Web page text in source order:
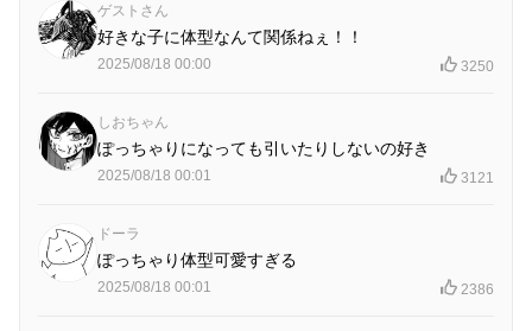
ゲストさん
好きな子に体型なんて関係ねぇ！！
2025/08/18 00:00 3250
しおちゃん
ぽっちゃりになっても引いたりしないの好き
2025/08/18 00:01 3121
ドーラ
ぽっちゃり体型可愛すぎる
2025/08/18 00:01 2386